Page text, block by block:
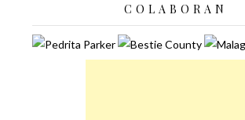
COLABORAN